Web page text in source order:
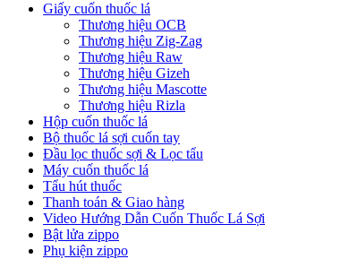
Giấy cuốn thuốc lá
Thương hiệu OCB
Thương hiệu Zig-Zag
Thương hiệu Raw
Thương hiệu Gizeh
Thương hiệu Mascotte
Thương hiệu Rizla
Hộp cuốn thuốc lá
Bộ thuốc lá sợi cuốn tay
Đầu lọc thuốc sợi & Lọc tẩu
Máy cuốn thuốc lá
Tẩu hút thuốc
Thanh toán & Giao hàng
Video Hướng Dẫn Cuốn Thuốc Lá Sợi
Bật lửa zippo
Phụ kiện zippo